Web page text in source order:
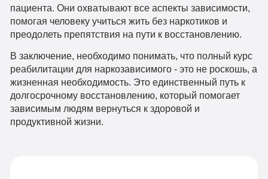
пациента. Они охватывают все аспекты зависимости,
помогая человеку учиться жить без наркотиков и
преодолеть препятствия на пути к восстановлению.
В заключение, необходимо понимать, что полный курс
реабилитации для наркозависимого - это не роскошь, а
жизненная необходимость. Это единственный путь к
долгосрочному восстановлению, который помогает
зависимым людям вернуться к здоровой и
продуктивной жизни.